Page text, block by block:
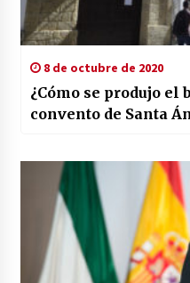
8 de octubre de 2020
¿Cómo se produjo el
convento de Santa